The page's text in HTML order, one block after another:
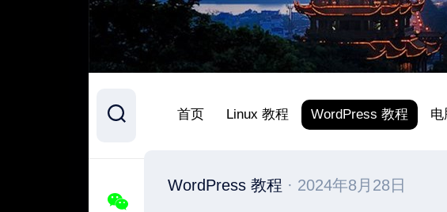
首页 Linux 教程 WordPress 教程 电
WordPress 教程 · 2024年8月28日